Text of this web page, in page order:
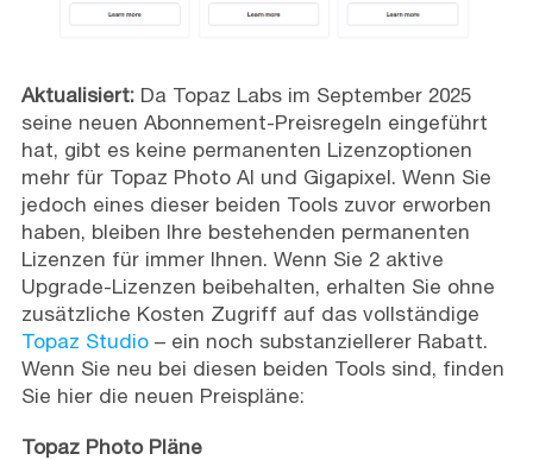
Aktualisiert: Da Topaz Labs im September 2025
seine neuen Abonnement-Preisregeln eingeführt
hat, gibt es keine permanenten Lizenzoptionen
mehr für Topaz Photo AI und Gigapixel. Wenn Sie
jedoch eines dieser beiden Tools zuvor erworben
haben, bleiben Ihre bestehenden permanenten
Lizenzen für immer Ihnen. Wenn Sie 2 aktive
Upgrade-Lizenzen beibehalten, erhalten Sie ohne
zusätzliche Kosten Zugriff auf das vollständige
Topaz Studio– ein noch substanziellerer Rabatt.
Wenn Sie neu bei diesen beiden Tools sind, finden
Sie hier die neuen Preispläne:
Topaz Photo Pläne